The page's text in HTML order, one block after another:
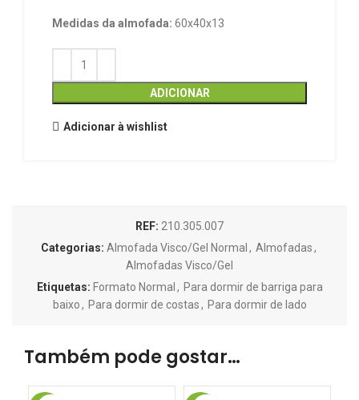
Medidas da almofada: 60x40x13
ADICIONAR
Adicionar à wishlist
REF: 210.305.007
Categorias: Almofada Visco/Gel Normal , Almofadas,
Almofadas Visco/Gel
Etiquetas: Formato Normal , Para dormir de barriga para
baixo, Para dormir de costas, Para dormir de lado
Também pode gostar…